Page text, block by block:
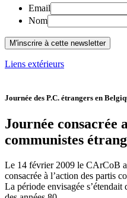
Email
Nom
Liens extérieurs
Journée des P.C. étrangers en
Journée consacrée
communistes
Le 14 février 2009 le CArCoB
consacrée à l’action des partis
La période envisagée